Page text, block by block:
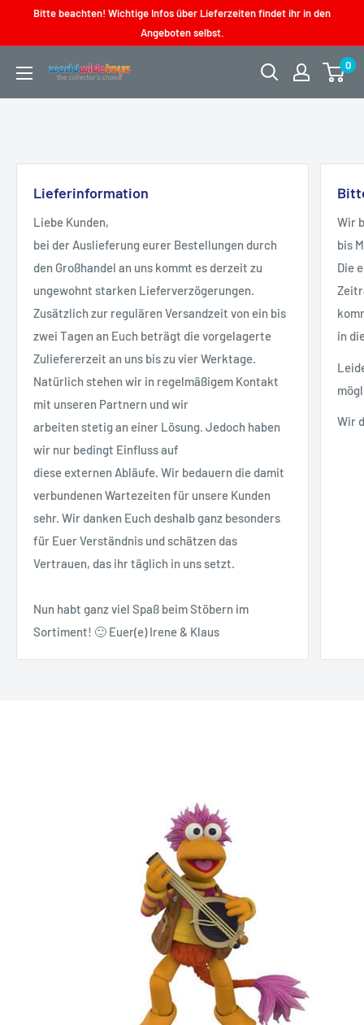
Bitte beachten! Wichtige Infos über Lieferzeiten findet ihr in den
Angeboten selbst.
worldwidetoys
0
Lieferinformation
Liebe Kunden,
bei der Auslieferung eurer Bestellungen durch
den Großhandel an uns kommt es derzeit zu
ungewohnt starken Lieferverzögerungen.
Zusätzlich zur regulären Versandzeit von ein bis
zwei Tagen an Euch beträgt die vorgelagerte
Zuliefererzeit an uns bis zu vier Werktage.
Natürlich stehen wir in regelmäßigem Kontakt
mit unseren Partnern und wir
arbeiten stetig an einer Lösung. Jedoch haben
wir nur bedingt Einfluss auf
diese externen Abläufe. Wir bedauern die damit
verbundenen Wartezeiten für unsere Kunden
sehr. Wir danken Euch deshalb ganz besonders
für Euer Verständnis und schätzen das
Vertrauen, das ihr täglich in uns setzt.
Nun habt ganz viel Spaß beim Stöbern im
Sortiment! 🙂 Euer(e) Irene & Klaus
Wir
bis
Die
in
Wir